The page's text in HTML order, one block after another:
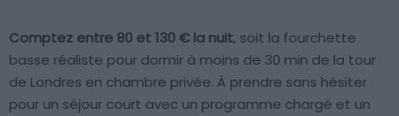
Comptez entre 80 et 130 € la nuit, soit la fourchette
basse réaliste pour dormir à moins de 30 min de la tour
de Londres en chambre privée. À prendre sans hésiter
pour un séjour court avec un programme chargé et un